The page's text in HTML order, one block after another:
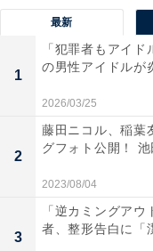
最新
1
「犯罪者もアイ
の男性アイドルが
2026/03/25
2
藤田ニコル、稲葉
グフォト公開！
2023/08/04
3
「逆カミングア
者、整形告白に「